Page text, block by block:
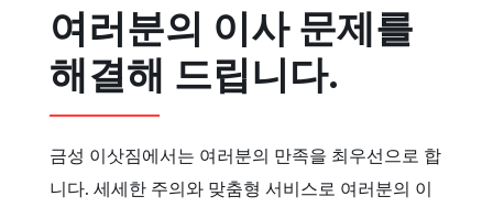
여러분의 이사 문제를
해결해 드립니다.
금성 이삿짐에서는 여러분의 만족을 최우선으로 합
니다. 세세한 주의와 맞춤형 서비스로 여러분의 이